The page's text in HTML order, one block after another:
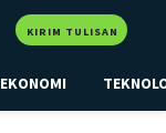
KIRIM TULISAN
EKONOMI